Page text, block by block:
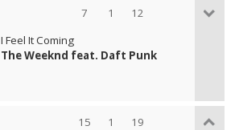
7 1 12
I Feel It Coming
The Weeknd feat. Daft Punk
15 1 19